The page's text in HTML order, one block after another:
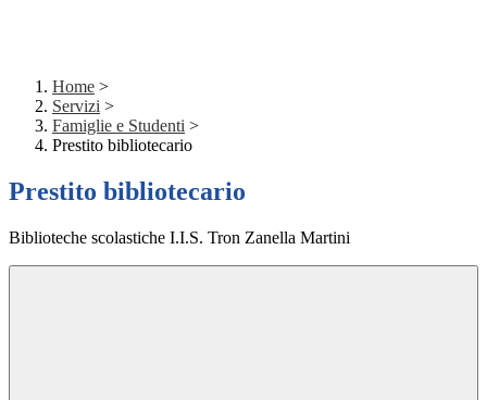
Home >
Servizi >
Famiglie e Studenti >
Prestito bibliotecario
Prestito bibliotecario
Biblioteche scolastiche I.I.S. Tron Zanella Martini